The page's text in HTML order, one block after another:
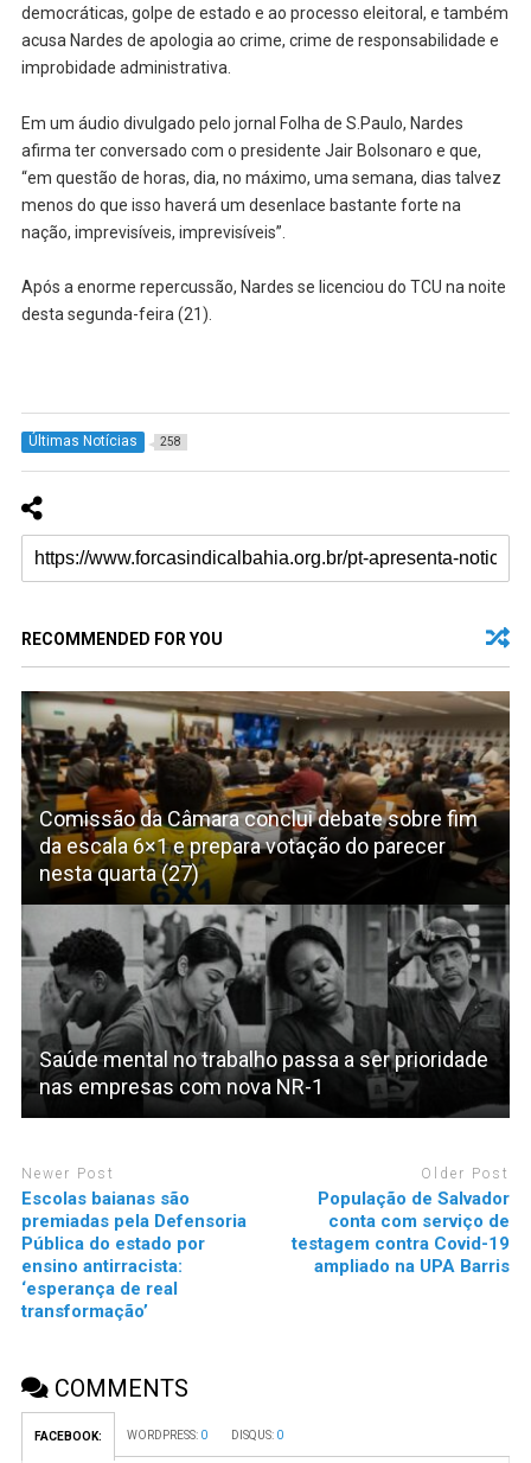
democráticas, golpe de estado e ao processo eleitoral, e também
acusa Nardes de apologia ao crime, crime de responsabilidade e
improbidade administrativa.
Em um áudio divulgado pelo jornal Folha de S.Paulo, Nardes
afirma ter conversado com o presidente Jair Bolsonaro e que,
“em questão de horas, dia, no máximo, uma semana, dias talvez
menos do que isso haverá um desenlace bastante forte na
nação, imprevisíveis, imprevisíveis”.
Após a enorme repercussão, Nardes se licenciou do TCU na noite
desta segunda-feira (21).
Últimas Notícias 258
RECOMMENDED FOR YOU
Comissão da Câmara conclui debate sobre fim
da escala 6×1 e prepara votação do parecer
nesta quarta (27)
Saúde mental no trabalho passa a ser prioridade
nas empresas com nova NR-1
Newer Post
Escolas baianas são
premiadas pela Defensoria
Pública do estado por
ensino antirracista:
‘esperança de real
transformação’
Older Post
População de Salvador
conta com serviço de
testagem contra Covid-19
ampliado na UPA Barris
COMMENTS
FACEBOOK: WORDPRESS: 0 DISQUS: 0